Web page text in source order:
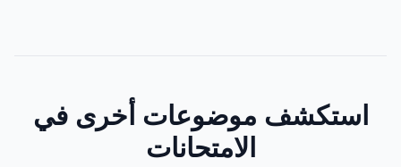
استكشف موضوعات أخرى في
الامتحانات